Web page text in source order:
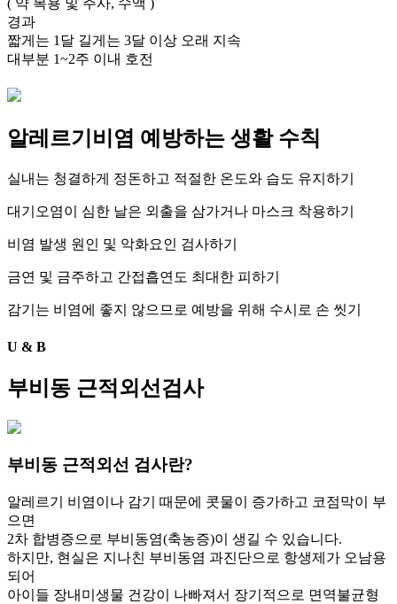
경과
짧게는 1달 길게는 3달 이상 오래 지속
대부분 1~2주 이내 호전
알레르기비염 예방하는 생활 수칙
실내는 청결하게 정돈하고 적절한 온도와 습도 유지하기
대기오염이 심한 날은 외출을 삼가거나 마스크 착용하기
비염 발생 원인 및 악화요인 검사하기
금연 및 금주하고 간접흡연도 최대한 피하기
감기는 비염에 좋지 않으므로 예방을 위해 수시로 손 씻기
U & B
부비동 근적외선검사
부비동 근적외선 검사란?
알레르기 비염이나 감기 때문에 콧물이 증가하고 코점막이 부
으면
2차 합병증으로 부비동염(축농증)이 생길 수 있습니다.
하지만, 현실은 지나친 부비동염 과진단으로 항생제가 오남용
되어
아이들 장내미생물 건강이 나빠져서 장기적으로 면역불균형